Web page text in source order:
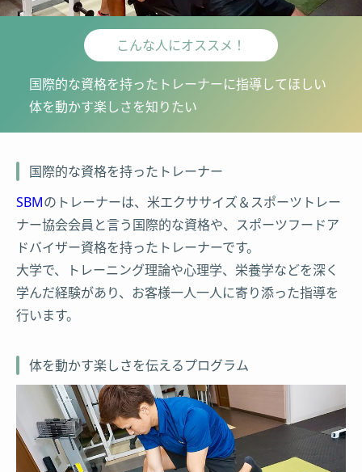
こんな人にオススメ！
国際的な資格を持ったトレーナーに指導してほしい
体を動かす楽しさを知りたい
国際的な資格を持ったトレーナー
SBMのトレーナーは、米エクササイズ＆スポーツトレー
ナー協会会員と言う国際的な資格や、スポーツフードア
ドバイザー資格を持ったトレーナーです。
大学で、トレーニング理論や心理学、栄養学などを深く
学んだ経験があり、お客様一人一人に寄り添った指導を
行います。
体を動かす楽しさを伝えるプログラム